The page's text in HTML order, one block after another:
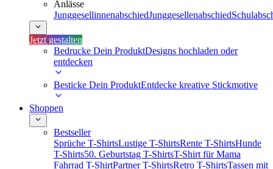
Anlässe
JunggesellinnenabschiedJunggesellenabschied
Jetzt gestalten
Bedrucke Dein ProduktDesigns hochladen oder
entdecken
Besticke Dein ProduktEntdecke kreative Stickmotive
Shoppen
Bestseller
Sprüche T-ShirtsLustige T-ShirtsRente T-ShirtsHunde
T-Shirts50. Geburtstag T-ShirtsT-Shirt für Mama
Fahrrad T-ShirtPartner T-ShirtsRetro T-ShirtsTassen mit